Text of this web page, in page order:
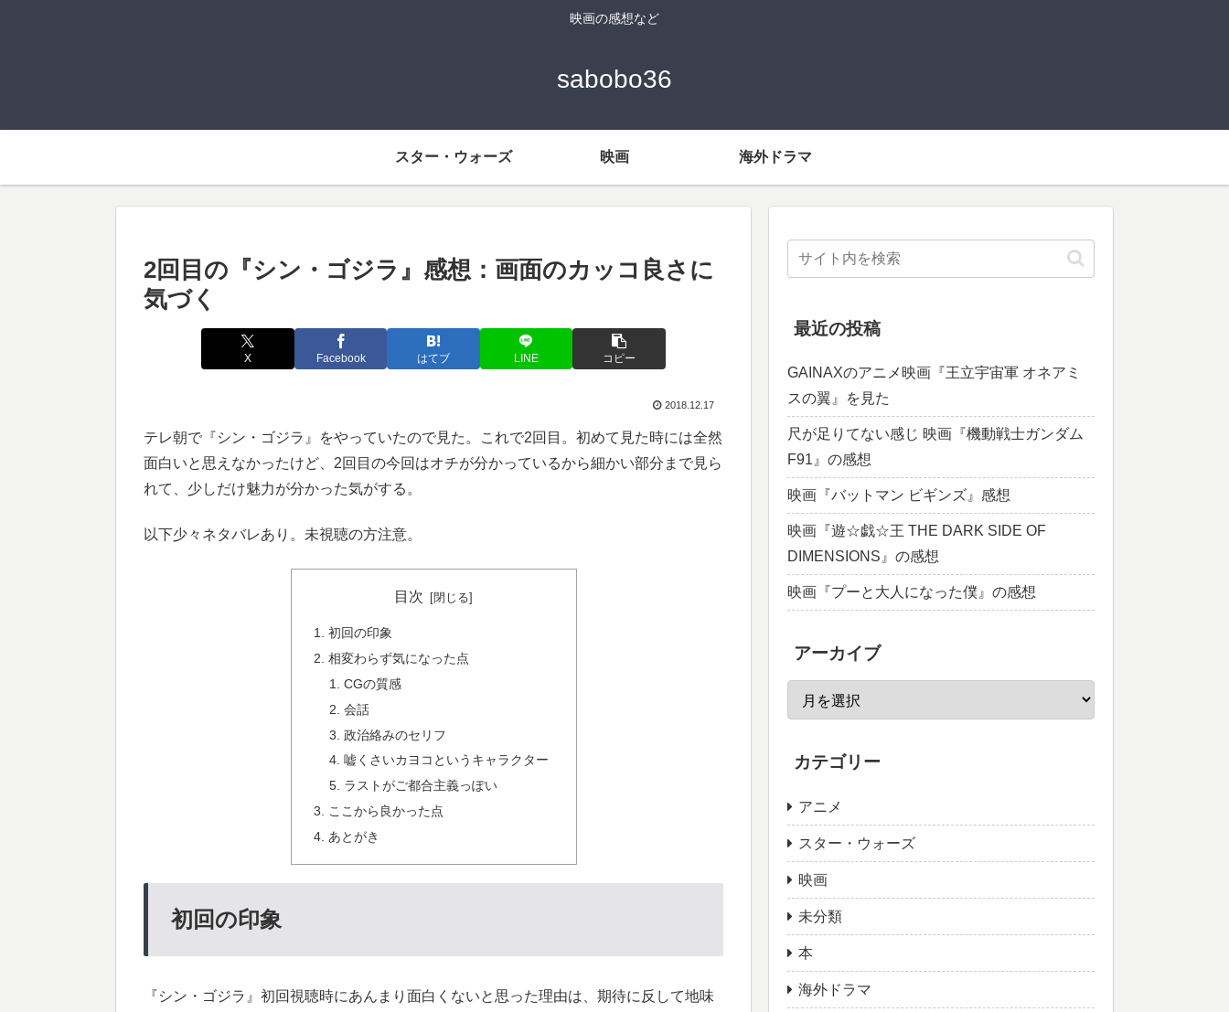
映画の感想など
sabobo36
スター・ウォーズ 映画 海外ドラマ
2回目の『シン・ゴジラ』感想：画面のカッコ良さに
気づく
X Facebook はてブ LINE コピー
2018.12.17
テレ朝で『シン・ゴジラ』をやっていたので見た。これで2回目。初めて見た時には全然
面白いと思えなかったけど、2回目の今回はオチが分かっているから細かい部分まで見ら
れて、少しだけ魅力が分かった気がする。
以下少々ネタバレあり。未視聴の方注意。
目次
初回の印象
相変わらず気になった点
CGの質感
会話
政治絡みのセリフ
嘘くさいカヨコというキャラクター
ラストがご都合主義っぽい
ここから良かった点
あとがき
初回の印象
『シン・ゴジラ』初回視聴時にあんまり面白くないと思った理由は、期待に反して地味
最近の投稿
GAINAXのアニメ映画『王立宇宙軍 オネアミ
スの翼』を見た
尺が足りてない感じ 映画『機動戦士ガンダム
F91』の感想
映画『バットマン ビギンズ』感想
映画『遊☆戯☆王 THE DARK SIDE OF
DIMENSIONS』の感想
映画『プーと大人になった僕』の感想
アーカイブ
カテゴリー
アニメ
スター・ウォーズ
映画
未分類
本
海外ドラマ